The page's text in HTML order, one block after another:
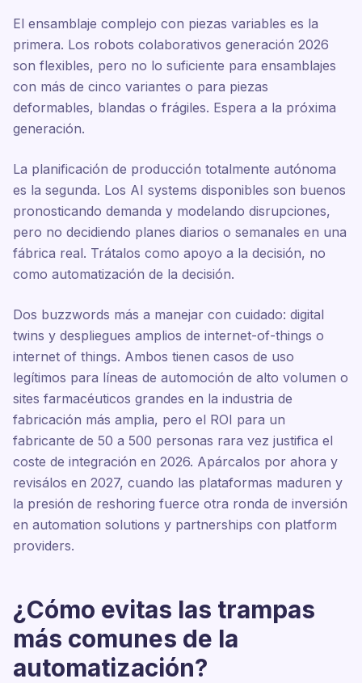
El ensamblaje complejo con piezas variables es la
primera. Los robots colaborativos generación 2026
son flexibles, pero no lo suficiente para ensamblajes
con más de cinco variantes o para piezas
deformables, blandas o frágiles. Espera a la próxima
generación.
La planificación de producción totalmente autónoma
es la segunda. Los AI systems disponibles son buenos
pronosticando demanda y modelando disrupciones,
pero no decidiendo planes diarios o semanales en una
fábrica real. Trátalos como apoyo a la decisión, no
como automatización de la decisión.
Dos buzzwords más a manejar con cuidado: digital
twins y despliegues amplios de internet-of-things o
internet of things. Ambos tienen casos de uso
legítimos para líneas de automoción de alto volumen o
sites farmacéuticos grandes en la industria de
fabricación más amplia, pero el ROI para un
fabricante de 50 a 500 personas rara vez justifica el
coste de integración en 2026. Apárcalos por ahora y
revisálos en 2027, cuando las plataformas maduren y
la presión de reshoring fuerce otra ronda de inversión
en automation solutions y partnerships con platform
providers.
¿Cómo evitas las trampas
más comunes de la
automatización?